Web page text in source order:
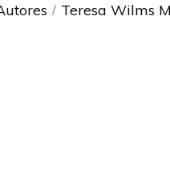
Teresa Wilms